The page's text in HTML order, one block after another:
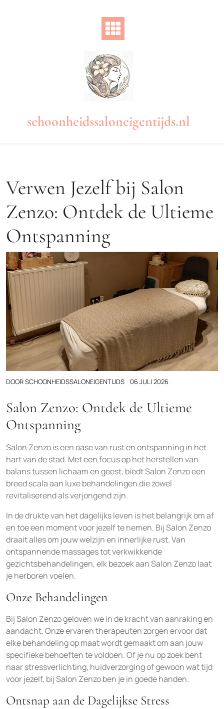
schoonheidssaloneigentijds.nl
Verwen Jezelf bij Salon
Zenzo: Ontdek de Ultieme
Ontspanning
DOORSCHOONHEIDSSALONEIGENTIJDS 06 JULI 2026
Salon Zenzo: Ontdek de Ultieme
Ontspanning
Salon Zenzo is een oase van rust en ontspanning in het
hart van de stad. Met een focus op het herstellen van
balans tussen lichaam en geest, biedt Salon Zenzo een
breed scala aan luxe behandelingen die zowel
revitaliserend als verjongend zijn.
In de drukte van het dagelijks leven is het belangrijk om af
en toe een moment voor jezelf te nemen. Bij Salon Zenzo
draait alles om jouw welzijn en innerlijke rust. Van
ontspannende massages tot verkwikkende
gezichtsbehandelingen, elk bezoek aan Salon Zenzo laat
je herboren voelen.
Onze Behandelingen
Bij Salon Zenzo geloven we in de kracht van aanraking en
aandacht. Onze ervaren therapeuten zorgen ervoor dat
elke behandeling op maat wordt gemaakt om aan jouw
specifieke behoeften te voldoen. Of je nu op zoek bent
naar stressverlichting, huidverzorging of gewoon wat tijd
voor jezelf, bij Salon Zenzo ben je in goede handen.
Ontsnap aan de Dagelijkse Stress